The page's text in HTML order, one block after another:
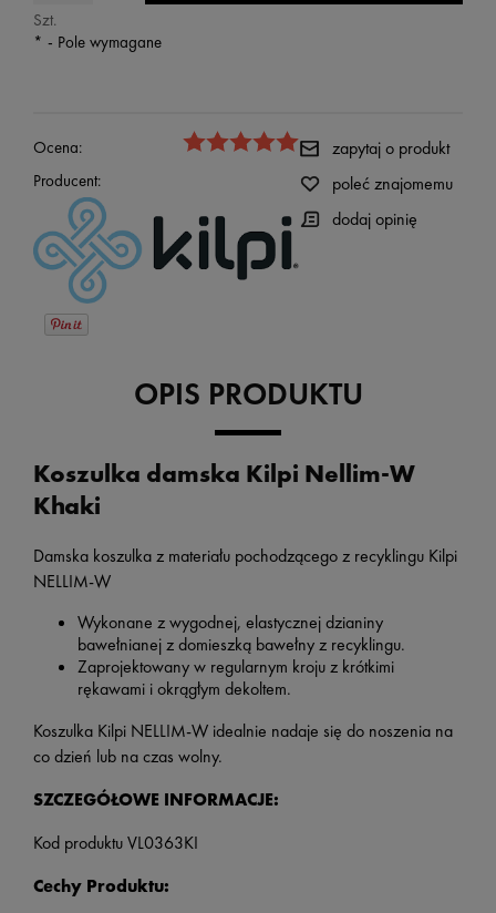
Szt.
* - Pole wymagane
Ocena:
Producent:
zapytaj o produkt
poleć znajomemu
dodaj opinię
OPIS PRODUKTU
Koszulka damska Kilpi Nellim-W
Khaki
Damska koszulka z materiału pochodzącego z recyklingu Kilpi
NELLIM-W
Wykonane z wygodnej, elastycznej dzianiny
bawełnianej z domieszką bawełny z recyklingu.
Zaprojektowany w regularnym kroju z krótkimi
rękawami i okrągłym dekoltem.
Koszulka Kilpi NELLIM-W idealnie nadaje się do noszenia na
co dzień lub na czas wolny.
SZCZEGÓŁOWE INFORMACJE:
Kod produktuVL0363KI
Cechy Produktu: